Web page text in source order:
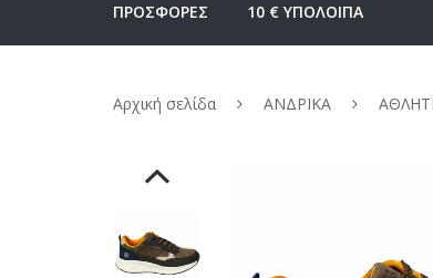
ΠΡΟΣΦΟΡΕΣ 10 € ΥΠΟΛΟΙΠΑ
Αρχική σελίδα ΑΝΔΡΙΚΑ